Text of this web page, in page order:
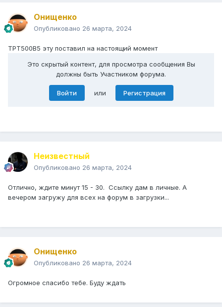
Онищенко
Опубликовано 26 марта, 2024
TPT500B5 эту поставил на настоящий момент
Это скрытый контент, для просмотра сообщения Вы
должны быть Участником форума.
Войти или Регистрация
Неизвестный
Опубликовано 26 марта, 2024
Отлично, ждите минут 15 - 30. Ссылку дам в личные. А
вечером загружу для всех на форум в загрузки...
Онищенко
Опубликовано 26 марта, 2024
Огромное спасибо тебе. Буду ждать